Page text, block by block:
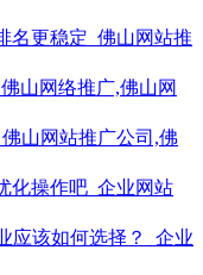
名更稳定_佛山网站推
山网络推广,佛山网
山网站推广公司,佛
化操作吧_企业网站
应该如何选择？_企业